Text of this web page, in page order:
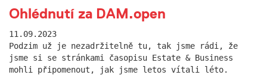
Ohlédnutí za DAM.open
11.09.2023
Podzim už je nezadržitelně tu, tak jsme rádi, že
jsme si se stránkami časopisu Estate & Business
mohli připomenout, jak jsme letos vítali léto.